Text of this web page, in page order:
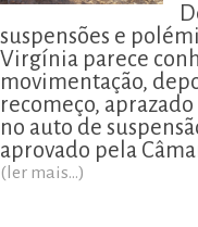
suspensões e
Virgínia parece
movimentação,
recomeço,
no auto de
aprovado pela
(ler mais...)